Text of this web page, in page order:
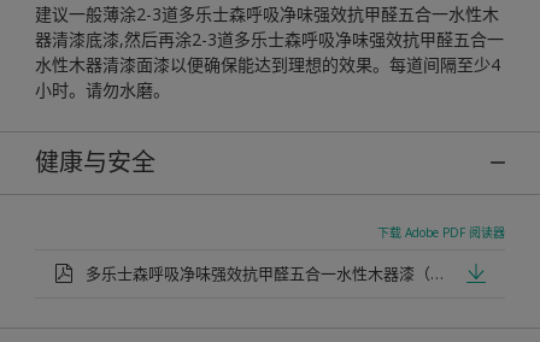
建议一般薄涂2-3道多乐士森呼吸净味强效抗甲醛五合一水性木
器清漆底漆,然后再涂2-3道多乐士森呼吸净味强效抗甲醛五合一
水性木器清漆面漆以便确保能达到理想的效果。每道间隔至少4
小时。请勿水磨。
健康与安全
下载 Adobe PDF 阅读器
多乐士森呼吸净味强效抗甲醛五合一水性木器漆（清漆）